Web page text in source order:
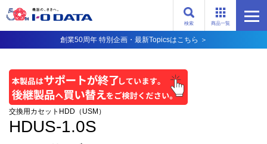
商品一覧
検索
創業50周年 特別企画・最新Topicsはこちら ＞
交換用カセットHDD（USM）
HDUS-1.0S